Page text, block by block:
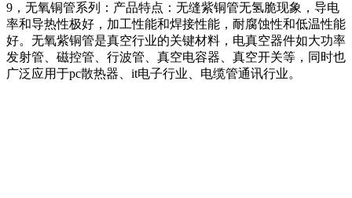
9，无氧铜管系列：产品特点：无缝紫铜管无氢脆现象，导电
率和导热性极好，加工性能和焊接性能，耐腐蚀性和低温性能
好。无氧紫铜管是真空行业的关键材料，电真空器件如大功率
发射管、磁控管、行波管、真空电容器、真空开关等，同时也
广泛应用于pc散热器、it电子行业、电缆管通讯行业。